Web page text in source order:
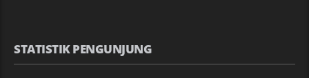
STATISTIK PENGUNJUNG